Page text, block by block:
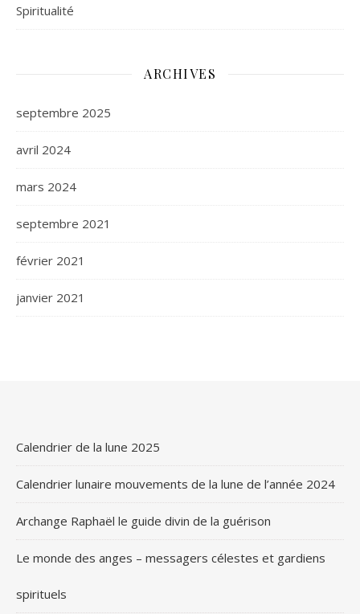
Spiritualité
ARCHIVES
septembre 2025
avril 2024
mars 2024
septembre 2021
février 2021
janvier 2021
Calendrier de la lune 2025
Calendrier lunaire mouvements de la lune de l’année 2024
Archange Raphaël le guide divin de la guérison
Le monde des anges – messagers célestes et gardiens
spirituels